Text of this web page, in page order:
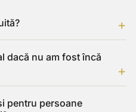
dacă nu am fost încă
pentru persoane